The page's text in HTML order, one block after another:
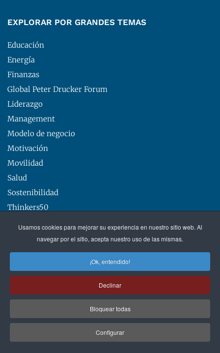
Usamos cookies para mejorar su experiencia en nuestro sitio web. Al
navegar por el sitio, acepta nuestro uso de las mismas.
¡Ok, entendido!
Declinar
Bloquear todas
Configurar
EXPLORAR POR GRANDES TEMAS
Educación
Energía
Finanzas
Global Peter Drucker Forum
Liderazgo
Management
Modelo de negocio
Motivación
Movilidad
Salud
Sostenibilidad
Thinkers50
SOBRE EXECUTIVE EXCELLENCE
Executive Excellence es una plataforma de conocimiento
de management que aporta la visión de grandes